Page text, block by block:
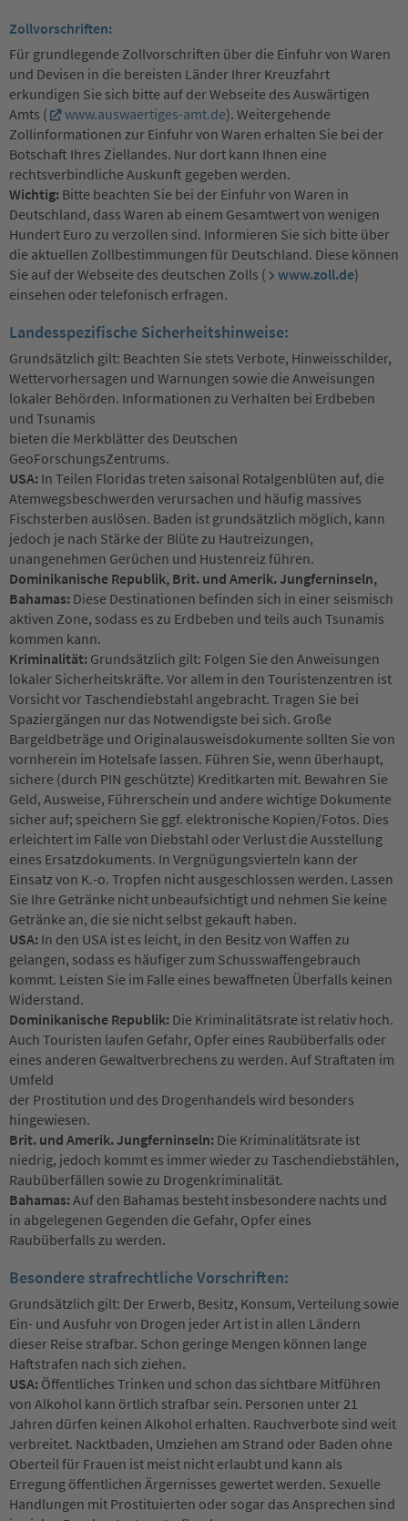
Zollvorschriften:
Für grundlegende Zollvorschriften über die Einfuhr von Waren
und Devisen in die bereisten Länder Ihrer Kreuzfahrt
erkundigen Sie sich bitte auf der Webseite des Auswärtigen
Amts (
www.auswaertiges-amt.de). Weitergehende
Zollinformationen zur Einfuhr von Waren erhalten Sie bei der
Botschaft Ihres Ziellandes. Nur dort kann Ihnen eine
rechtsverbindliche Auskunft gegeben werden.
Wichtig: Bitte beachten Sie bei der Einfuhr von Waren in
Deutschland, dass Waren ab einem Gesamtwert von wenigen
Hundert Euro zu verzollen sind. Informieren Sie sich bitte über
die aktuellen Zollbestimmungen für Deutschland. Diese können
Sie auf der Webseite des deutschen Zolls (
www.zoll.de)
einsehen oder telefonisch erfragen.
Landesspezifische Sicherheitshinweise:
Grundsätzlich gilt: Beachten Sie stets Verbote, Hinweisschilder,
Wettervorhersagen und Warnungen sowie die Anweisungen
lokaler Behörden. Informationen zu Verhalten bei Erdbeben
und Tsunamis
bieten die Merkblätter des Deutschen
GeoForschungsZentrums.
USA: In Teilen Floridas treten saisonal Rotalgenblüten auf, die
Atemwegsbeschwerden verursachen und häufig massives
Fischsterben auslösen. Baden ist grundsätzlich möglich, kann
jedoch je nach Stärke der Blüte zu Hautreizungen,
unangenehmen Gerüchen und Hustenreiz führen.
Dominikanische Republik, Brit. und Amerik. Jungferninseln,
Bahamas: Diese Destinationen befinden sich in einer seismisch
aktiven Zone, sodass es zu Erdbeben und teils auch Tsunamis
kommen kann.
Kriminalität: Grundsätzlich gilt: Folgen Sie den Anweisungen
lokaler Sicherheitskräfte. Vor allem in den Touristenzentren ist
Vorsicht vor Taschendiebstahl angebracht. Tragen Sie bei
Spaziergängen nur das Notwendigste bei sich. Große
Bargeldbeträge und Originalausweisdokumente sollten Sie von
vornherein im Hotelsafe lassen. Führen Sie, wenn überhaupt,
sichere (durch PIN geschützte) Kreditkarten mit. Bewahren Sie
Geld, Ausweise, Führerschein und andere wichtige Dokumente
sicher auf; speichern Sie ggf. elektronische Kopien/Fotos. Dies
erleichtert im Falle von Diebstahl oder Verlust die Ausstellung
eines Ersatzdokuments. In Vergnügungsvierteln kann der
Einsatz von K.-o. Tropfen nicht ausgeschlossen werden. Lassen
Sie Ihre Getränke nicht unbeaufsichtigt und nehmen Sie keine
Getränke an, die sie nicht selbst gekauft haben.
USA: In den USA ist es leicht, in den Besitz von Waffen zu
gelangen, sodass es häufiger zum Schusswaffengebrauch
kommt. Leisten Sie im Falle eines bewaffneten Überfalls keinen
Widerstand.
Dominikanische Republik: Die Kriminalitätsrate ist relativ hoch.
Auch Touristen laufen Gefahr, Opfer eines Raubüberfalls oder
eines anderen Gewaltverbrechens zu werden. Auf Straftaten im
Umfeld
der Prostitution und des Drogenhandels wird besonders
hingewiesen.
Brit. und Amerik. Jungferninseln: Die Kriminalitätsrate ist
niedrig, jedoch kommt es immer wieder zu Taschendiebstählen,
Raubüberfällen sowie zu Drogenkriminalität.
Bahamas:Auf den Bahamas besteht insbesondere nachts und
in abgelegenen Gegenden die Gefahr, Opfer eines
Raubüberfalls zu werden.
Besondere strafrechtliche Vorschriften:
Grundsätzlich gilt: Der Erwerb, Besitz, Konsum, Verteilung sowie
Ein- und Ausfuhr von Drogen jeder Art ist in allen Ländern
dieser Reise strafbar. Schon geringe Mengen können lange
Haftstrafen nach sich ziehen.
USA: Öffentliches Trinken und schon das sichtbare Mitführen
von Alkohol kann örtlich strafbar sein. Personen unter 21
Jahren dürfen keinen Alkohol erhalten. Rauchverbote sind weit
verbreitet. Nacktbaden, Umziehen am Strand oder Baden ohne
Oberteil für Frauen ist meist nicht erlaubt und kann als
Erregung öffentlichen Ärgernisses gewertet werden. Sexuelle
Handlungen mit Prostituierten oder sogar das Ansprechen sind